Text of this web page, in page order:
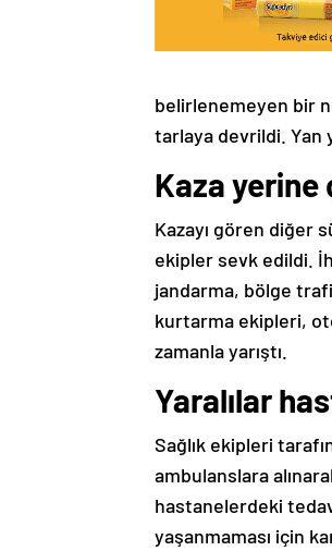
belirlenemeyen bir
tarlaya devrildi. Yan
Kaza yerine
Kazayı gören diğer
ekipler sevk edildi.
jandarma, bölge
kurtarma ekipleri,
zamanla yarıştı.
Yaralılar
Sağlık ekipleri
ambulanslara
hastanelerdeki
yaşanmaması için